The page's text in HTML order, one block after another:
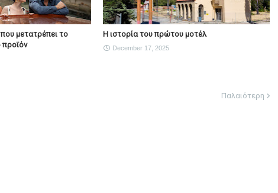
μετατρέπει το
προϊόν
Η ιστορία του πρώτου μοτέλ
December 17, 2025
Παλαιότερη